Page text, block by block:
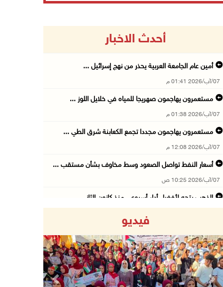
أحدث الاخبار
أمين عام الجامعة العربية يحذر من نهج إسرائيل ...
07/آب/2026 01:41 م
مستعمرون يهاجمون صهريجا للمياه في خلايل اللوز ...
07/آب/2026 01:38 م
مستعمرون يهاجمون مجددا تجمع الكعابنة شرق الطي ...
07/آب/2026 12:08 م
أسعار النفط تواصل الصعود وسط مخاوف بشأن مستقب ...
07/آب/2026 10:25 ص
الذهب يتجه لأفضل أداء أسبوعي منذ كانون الثاني
07/آب/2026 09:06 ص
مستعمرون بحماية قوات الاحتلال يقتحمون برك سلي ...
07/آب/2026 08:39 ص
فيديو
Previous Next